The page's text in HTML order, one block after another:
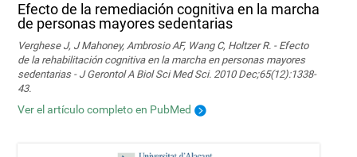
Efecto de la remediación cognitiva en la marcha
de personas mayores sedentarias
Verghese J, J Mahoney, Ambrosio AF, Wang C, Holtzer R. - Efecto
de la rehabilitación cognitiva en la marcha en personas mayores
sedentarias - J Gerontol A Biol Sci Med Sci. 2010 Dec;65(12):1338-
43.
Ver el artículo completo en PubMed